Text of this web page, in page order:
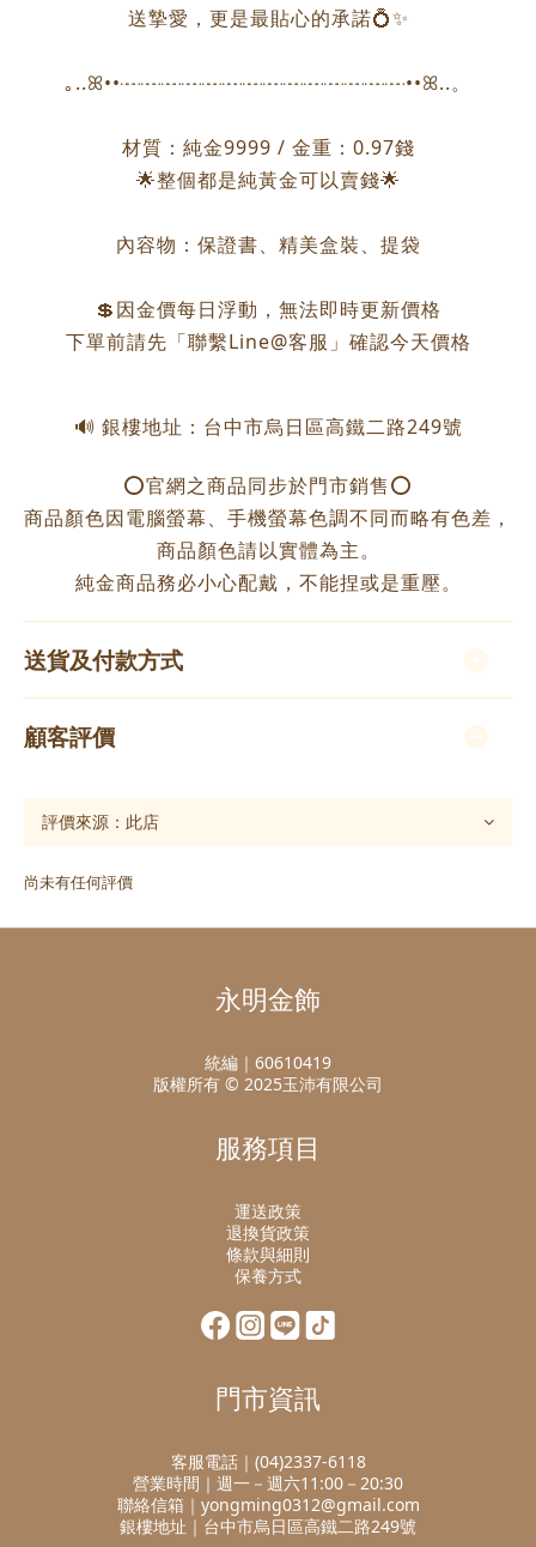
送摯愛，更是最貼心的承諾💍✨
｡..ꕤ••┈┈┈┈┈┈┈┈┈┈┈┈┈┈••ꕤ..。
材質：純金9999 / 金重：0.97錢
🌟整個都是純黃金可以賣錢🌟
內容物：保證書、精美盒裝、提袋
💲因金價每日浮動，無法即時更新價格
下單前請先「聯繫Line@客服」確認今天價格
🔊 銀樓地址：台中市烏日區高鐵二路249號
⭕️官網之商品同步於門市銷售⭕️
商品顏色因電腦螢幕、手機螢幕色調不同而略有色差，
商品顏色請以實體為主。
純金商品務必小心配戴，不能捏或是重壓。
送貨及付款方式
顧客評價
尚未有任何評價
永明金飾
統編｜60610419
版權所有 © 2025玉沛有限公司
服務項目
運送政策
退換貨政策
條款與細則
保養方式
門市資訊
客服電話｜(04)2337-6118
營業時間｜週一－週六11:00－20:30
聯絡信箱｜yongming0312@gmail.com
銀樓地址｜台中市烏日區高鐵二路249號